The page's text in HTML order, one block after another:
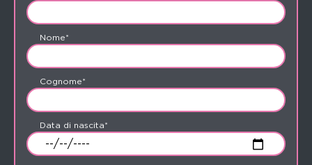
Nome*
Cognome*
Data di nascita*